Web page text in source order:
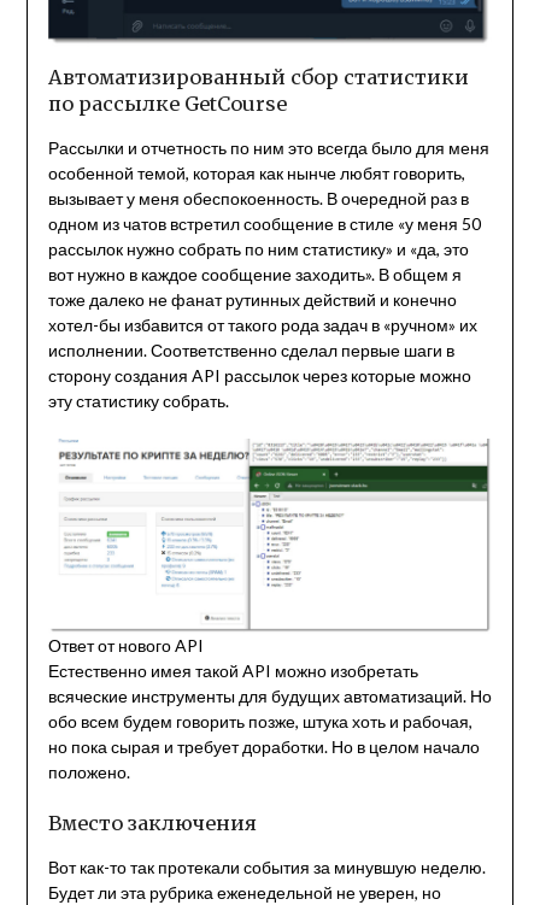
Автоматизированный сбор статистики
по рассылке GetCourse
Рассылки и отчетность по ним это всегда было для меня
особенной темой, которая как нынче любят говорить,
вызывает у меня обеспокоенность. В очередной раз в
одном из чатов встретил сообщение в стиле «у меня 50
рассылок нужно собрать по ним статистику» и «да, это
вот нужно в каждое сообщение заходить». В общем я
тоже далеко не фанат рутинных действий и конечно
хотел-бы избавится от такого рода задач в «ручном» их
исполнении. Соответственно сделал первые шаги в
сторону создания API рассылок через которые можно
эту статистику собрать.
Ответ от нового API
Естественно имея такой API можно изобретать
всяческие инструменты для будущих автоматизаций. Но
обо всем будем говорить позже, штука хоть и рабочая,
но пока сырая и требует доработки. Но в целом начало
положено.
Вместо заключения
Вот как-то так протекали события за минувшую неделю.
Будет ли эта рубрика еженедельной не уверен, но